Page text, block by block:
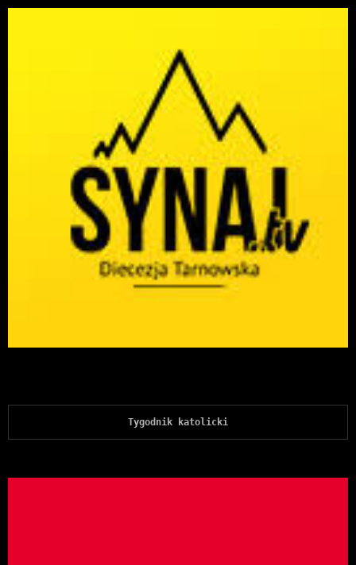
Tygodnik katolicki